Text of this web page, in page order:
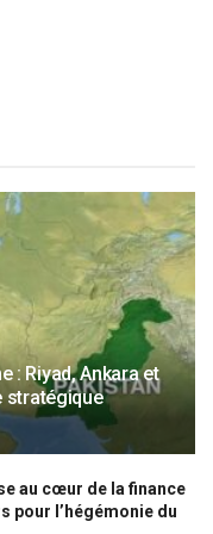
: Riyad, Ankara et
stratégique
au cœur de la finance
pour l’hégémonie du